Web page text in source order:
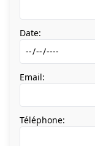
Date:
Email:
Téléphone: